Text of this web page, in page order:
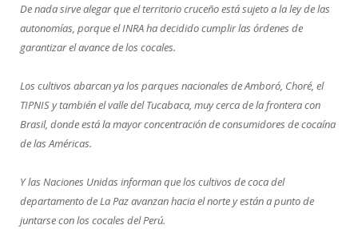
De nada sirve alegar que el territorio cruceño está sujeto a la ley de las
autonomías, porque el INRA ha decidido cumplir las órdenes de
garantizar el avance de los cocales.
Los cultivos abarcan ya los parques nacionales de Amboró, Choré, el
TIPNIS y también el valle del Tucabaca, muy cerca de la frontera con
Brasil, donde está la mayor concentración de consumidores de cocaína
de las Américas.
Y las Naciones Unidas informan que los cultivos de coca del
departamento de La Paz avanzan hacia el norte y están a punto de
juntarse con los cocales del Perú.